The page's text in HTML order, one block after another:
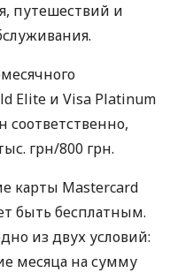
путешествий и
Elite и Visa Platinum
соответственно,
грн/800 грн.
карты Mastercard
быть бесплатным.
из двух условий:
месяца на сумму